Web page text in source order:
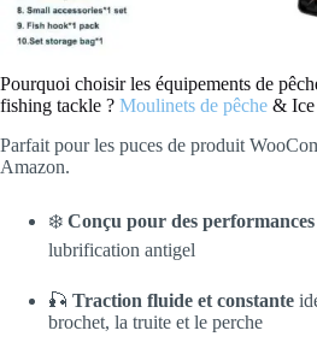
Pourquoi choisir les équipements de
fishing tackle ? Moulinets de pêche & Ice
Parfait pour les puces de produit
Amazon.
❄️ Conçu pour des performances
lubrification antigel
🎣 Traction fluide et constante
brochet, la truite et le perche